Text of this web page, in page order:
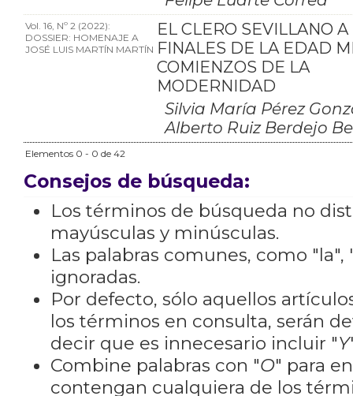
Vol. 16, Nº 2 (2022):
DOSSIER: HOMENAJE A
JOSÉ LUIS MARTÍN MARTÍN
EL CLERO SEVILLANO A
FINALES DE LA EDAD
COMIENZOS DE LA
MODERNIDAD
Silvia María Pérez
Alberto Ruiz Berdejo
Elementos 0 - 0 de 42
Consejos de búsqueda:
Los términos de búsqueda no
mayúsculas y minúsculas.
Las palabras comunes, como "la",
ignoradas.
Por defecto, sólo aquellos
los términos en consulta, serán
decir que es innecesario incluir "Y
Combine palabras con "O" para
contengan cualquiera de los